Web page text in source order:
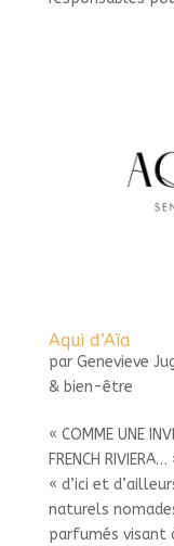
Aqui d’Aïa
par Genevieve
& bien-être
« COMME UNE
FRENCH
« d’ici et
naturels
parfumés visant